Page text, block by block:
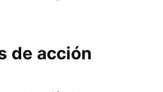
de acción